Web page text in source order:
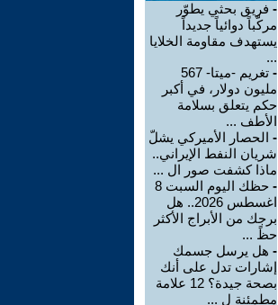
- فريق بحثي يطوّر
مركّباً دوائياً جديداً
يستهدف مقاومة الخلايا
...
-
تغريم -ميتا- 567
مليون دولار، في أكبر
حكم يتعلق بسلامة
الأطف ...
- الحصار الأميركي يشلّ
شريان النفط الإيراني..
ماذا كشفت صور ال ...
-
حظك اليوم السبت 8
اغسطس 2026.. هل
برجك من الأبراج الأكثر
حظً ...
- هل يرسل جسمك
إشارات تدل على أنك
بصحة جيدة؟ 12 علامة
مطمئنة ل ...